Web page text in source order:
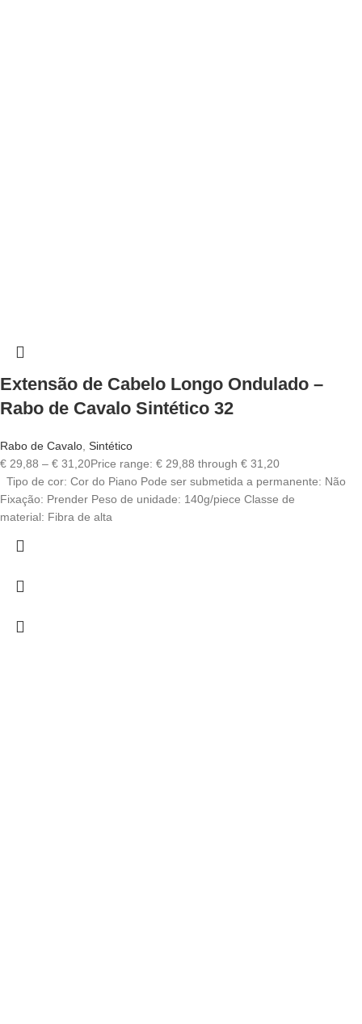
Extensão de Cabelo Longo Ondulado –
Rabo de Cavalo Sintético 32
Rabo de Cavalo, Sintético
€ 29,88 – € 31,20Price range: € 29,88 through € 31,20
Tipo de cor: Cor do Piano Pode ser submetida a permanente: Não
Fixação: Prender Peso de unidade: 140g/piece Classe de
material: Fibra de alta